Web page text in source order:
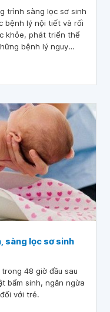
trình sàng lọc sơ sinh
bệnh lý nội tiết và rối
khỏe, phát triển thể
sàng lọc sơ sinh
48 giờ đầu sau
bẩm sinh, ngăn ngừa
với trẻ.